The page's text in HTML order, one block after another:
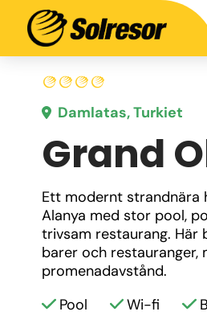
Damlatas, Turkiet
Grand
Ett modernt strandnära
Alanya med stor pool,
trivsam restaurang. Här
barer och
promenadavstånd.
Pool
Wi-fi